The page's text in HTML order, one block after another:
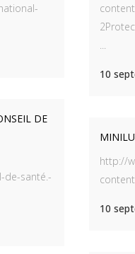
...
10
DE
de-santé.-
http://
10